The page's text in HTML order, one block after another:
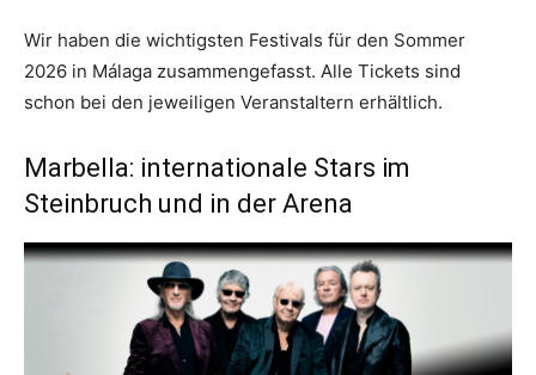
Wir haben die wichtigsten Festivals für den Sommer
2026 in Málaga zusammengefasst. Alle Tickets sind
schon bei den jeweiligen Veranstaltern erhältlich.
Marbella: internationale Stars im
Steinbruch und in der Arena